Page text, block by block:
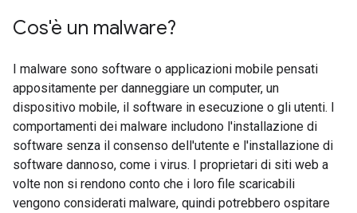
Cos'è un malware?
I malware sono software o applicazioni mobile pensati
appositamente per danneggiare un computer, un
dispositivo mobile, il software in esecuzione o gli utenti. I
comportamenti dei malware includono l'installazione di
software senza il consenso dell'utente e l'installazione di
software dannoso, come i virus. I proprietari di siti web a
volte non si rendono conto che i loro file scaricabili
vengono considerati malware, quindi potrebbero ospitare